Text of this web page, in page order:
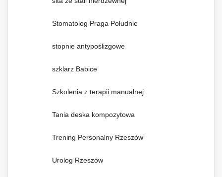
Stomatolog Praga Południe
stopnie antypoślizgowe
szklarz Babice
Szkolenia z terapii manualnej
Tania deska kompozytowa
Trening Personalny Rzeszów
Urolog Rzeszów